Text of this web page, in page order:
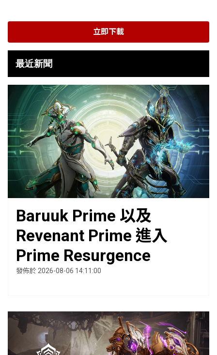
立即下載
最近新聞
Baruuk Prime 以及
Revenant Prime 進入
Prime Resurgence
發佈於 2026-08-06 14:11:00